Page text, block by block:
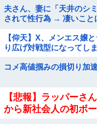
夫さん、妻に「天井のシ
されて性行為 → 凄いこと
【仰天】X、メンエス嬢
り広げ対戦型になってし
コメ高値掴みの損切り加
【悲報】ラッパーさ
から新社会人の初ボ